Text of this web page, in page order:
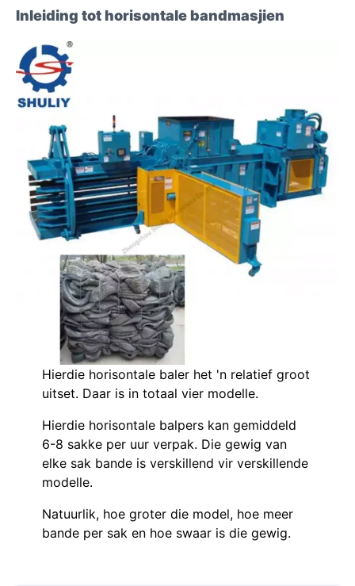
Inleiding tot horisontale bandmasjien
Hierdie horisontale baler het 'n relatief groot
uitset. Daar is in totaal vier modelle.
Hierdie horisontale balpers kan gemiddeld
6-8 sakke per uur verpak. Die gewig van
elke sak bande is verskillend vir verskillende
modelle.
Natuurlik, hoe groter die model, hoe meer
bande per sak en hoe swaar is die gewig.